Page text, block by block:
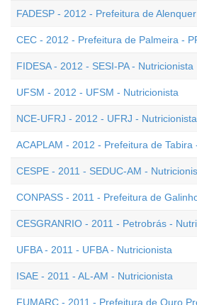
FADESP - 2012 - Prefeitura de
CEC - 2012 - Prefeitura de Palmeira -
FIDESA - 2012 - SESI-PA - Nutricionista
UFSM - 2012 - UFSM - Nutricionista
NCE-UFRJ - 2012 - UFRJ -
ACAPLAM - 2012 - Prefeitura de Tabira
CESPE - 2011 - SEDUC-AM -
CONPASS - 2011 - Prefeitura de
CESGRANRIO - 2011 - Petrobrás -
UFBA - 2011 - UFBA - Nutricionista
ISAE - 2011 - AL-AM - Nutricionista
FUMARC - 2011 - Prefeitura de Ouro